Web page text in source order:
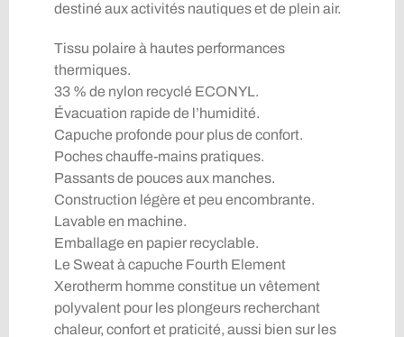
destiné aux activités nautiques et de plein air.
Tissu polaire à hautes performances
thermiques.
33 % de nylon recyclé ECONYL.
Évacuation rapide de l’humidité.
Capuche profonde pour plus de confort.
Poches chauffe-mains pratiques.
Passants de pouces aux manches.
Construction légère et peu encombrante.
Lavable en machine.
Emballage en papier recyclable.
Le Sweat à capuche Fourth Element
Xerotherm homme constitue un vêtement
polyvalent pour les plongeurs recherchant
chaleur, confort et praticité, aussi bien sur les